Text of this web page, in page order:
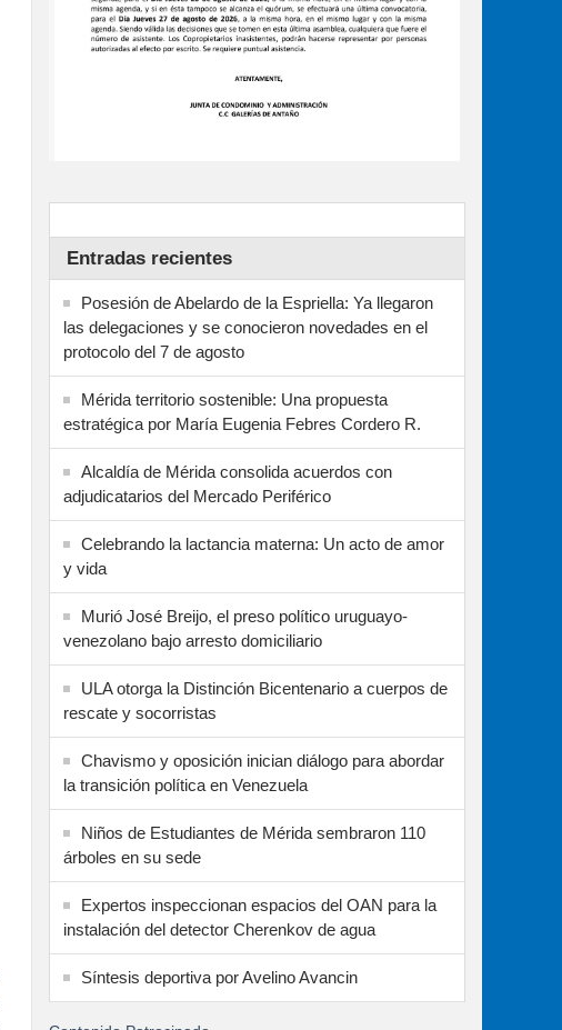
Entradas recientes
Posesión de Abelardo de la Espriella: Ya llegaron
las delegaciones y se conocieron novedades en el
protocolo del 7 de agosto
Mérida territorio sostenible: Una propuesta
estratégica por María Eugenia Febres Cordero R.
Alcaldía de Mérida consolida acuerdos con
adjudicatarios del Mercado Periférico
Celebrando la lactancia materna: Un acto de amor
y vida
Murió José Breijo, el preso político uruguayo-
venezolano bajo arresto domiciliario
ULA otorga la Distinción Bicentenario a cuerpos de
rescate y socorristas
Chavismo y oposición inician diálogo para abordar
la transición política en Venezuela
Niños de Estudiantes de Mérida sembraron 110
árboles en su sede
Expertos inspeccionan espacios del OAN para la
instalación del detector Cherenkov de agua
Síntesis deportiva por Avelino Avancin